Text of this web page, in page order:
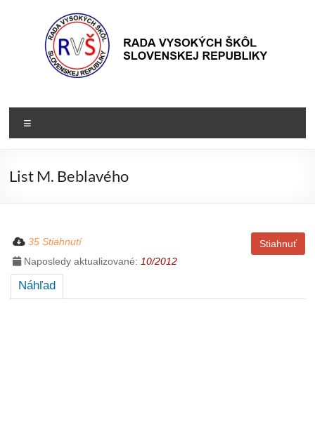
Rada
VŠ
škôl
List M. Beblavého
Stiahnuť
35 Stiahnutí
Naposledy aktualizované: 10/2012
Náhľad